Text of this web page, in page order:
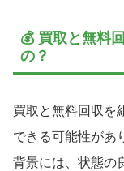
💰 買取と無料
の？
買取と無料回収を
できる可能性があ
背景には、状態の